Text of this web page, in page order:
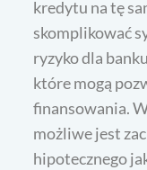
kredytu na tę
skomplikować
ryzyko dla
które mogą
finansowania.
możliwe jest
hipotecznego